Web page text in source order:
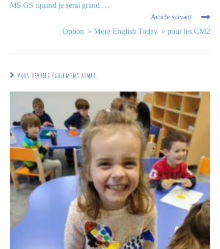
MS GS :quand je serai grand …
Article suivant
Option » More English Today » pour les CM2
Vous devriez également aimer